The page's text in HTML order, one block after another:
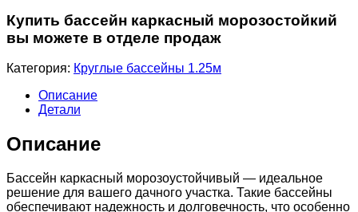
составляла52000,00 ₽.
Купить бассейн каркасный морозостойкий
вы можете в отделе продаж
Категория: Круглые бассейны 1.25м
Описание
Детали
Описание
Бассейн каркасный морозоустойчивый — идеальное
решение для вашего дачного участка. Такие бассейны
обеспечивают надежность и долговечность, что особенно